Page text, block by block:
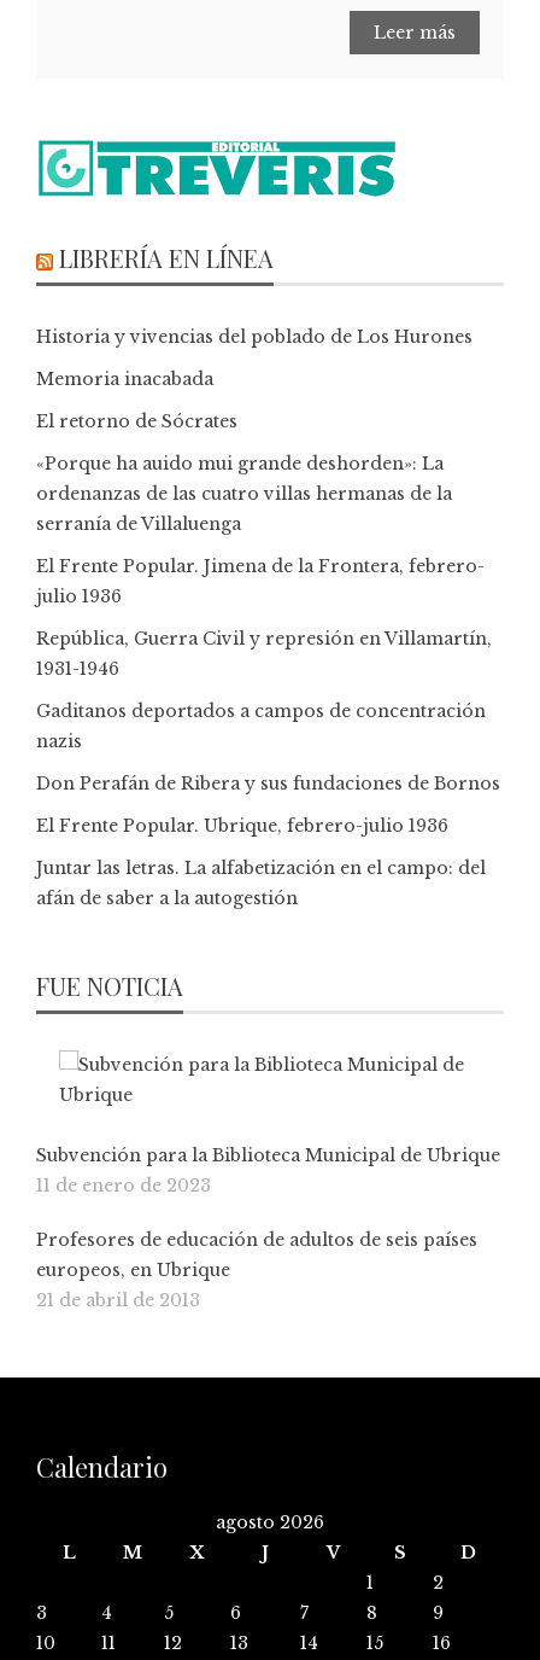
Leer más
LIBRERÍA EN LÍNEA
Historia y vivencias del poblado de Los Hurones
Memoria inacabada
El retorno de Sócrates
«Porque ha auido mui grande deshorden»: La
ordenanzas de las cuatro villas hermanas de la
serranía de Villaluenga
El Frente Popular. Jimena de la Frontera, febrero-
julio 1936
República, Guerra Civil y represión en Villamartín,
1931-1946
Gaditanos deportados a campos de concentración
nazis
Don Perafán de Ribera y sus fundaciones de Bornos
El Frente Popular. Ubrique, febrero-julio 1936
Juntar las letras. La alfabetización en el campo: del
afán de saber a la autogestión
FUE NOTICIA
Subvención para la Biblioteca Municipal de Ubrique
11 de enero de 2023
Profesores de educación de adultos de seis países
europeos, en Ubrique
21 de abril de 2013
Calendario
agosto 2026
L
M X J V S
D
1
2
3
4 5 6 7 8
9
10
11 12 13 14 15
16